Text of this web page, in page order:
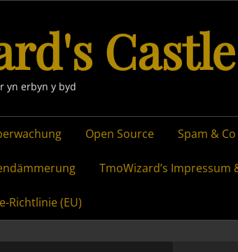
Castle
yn erbyn y byd
Open Source Spam & Co
TmoWizard’s
Richtlinie (EU)